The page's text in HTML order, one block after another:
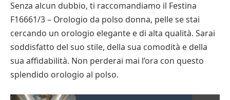
Senza alcun dubbio, ti raccomandiamo il Festina
F16661/3 – Orologio da polso donna, pelle se stai
cercando un orologio elegante e di alta qualità. Sarai
soddisfatto del suo stile, della sua comodità e della
sua affidabilità. Non perderai mai l’ora con questo
splendido orologio al polso.